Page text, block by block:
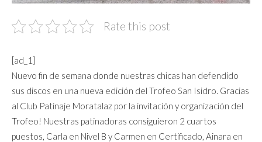
Rate this post
[ad_1]
Nuevo fin de semana donde nuestras chicas han defendido
sus discos en una nueva edición del Trofeo San Isidro. Gracias
al Club Patinaje Moratalaz por la invitación y organización del
Trofeo! Nuestras patinadoras consiguieron 2 cuartos
puestos, Carla en Nivel B y Carmen en Certificado, Ainara en